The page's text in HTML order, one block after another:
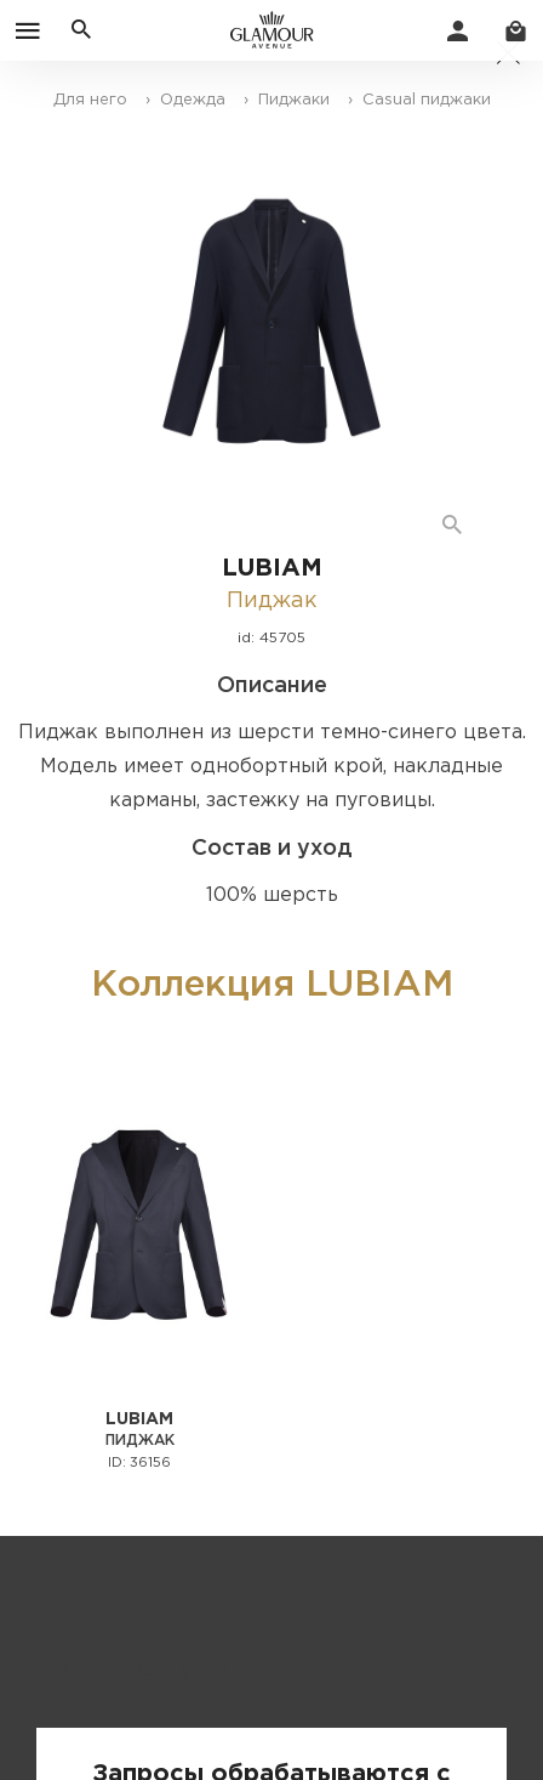
Для него › Одежда › Пиджаки › Casual пиджаки
LUBIAM
Пиджак
id: 45705
Описание
Пиджак выполнен из шерсти темно-синего цвета.
Модель имеет однобортный крой, накладные
карманы, застежку на пуговицы.
Состав и уход
100% шерсть
Коллекция LUBIAM
LUBIAM
ПИДЖАК
ID: 36156
Запросы обрабатываются с